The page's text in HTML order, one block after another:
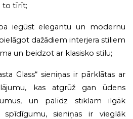
to tīrīt;
iegūst elegantu un modernu
dažādiem interjera stiliem
un beidzot ar klasisko stilu;
Glass“ sieniņas ir pārklātas ar
kas atgrūž gan ūdens
un palīdz stiklam ilgāk
sieniņas ir vieglāk